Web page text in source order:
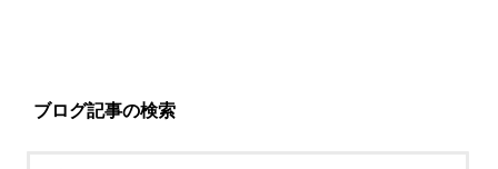
ブログ記事の検索